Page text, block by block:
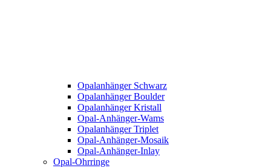
Opalanhänger Schwarz
Opalanhänger Boulder
Opalanhänger Kristall
Opal-Anhänger-Wams
Opalanhänger Triplet
Opal-Anhänger-Mosaik
Opal-Anhänger-Inlay
Opal-Ohrringe